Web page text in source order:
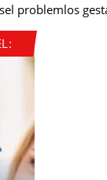
problemlos